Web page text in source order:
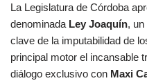
La Legislatura de Córdoba
denominada Ley Joaquín,
clave de la imputabilidad de
principal motor el incansable
diálogo exclusivo con Maxi